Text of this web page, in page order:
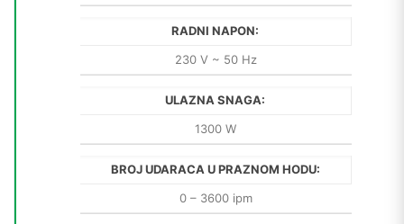
RADNI NAPON:
230 V ~ 50 Hz
ULAZNA SNAGA:
1300 W
BROJ UDARACA U PRAZNOM HODU:
0 – 3600 ipm